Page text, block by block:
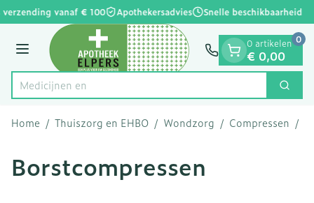
Ga naar de inhoud
1 van 1vanaf € 100 Apothekersadvies Snelle beschikbaarheid
Menu
Product, merk, categorie... Zoek
0 artikelen
€ 0,00
0
Home / Thuiszorg en EHBO / Wondzorg / Compressen /
Borstcompressen